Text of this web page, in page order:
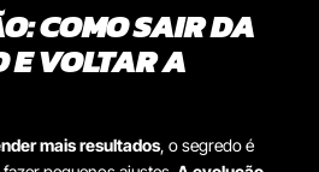
COMO SAIR DA
E VOLTAR A
mais resultados, o segredo é